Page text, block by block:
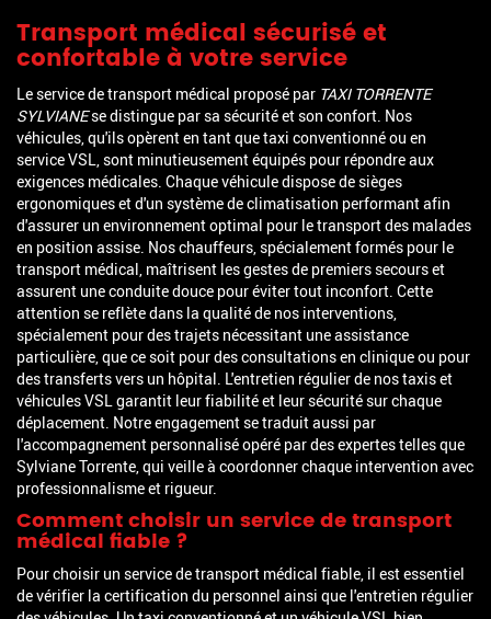
Transport médical sécurisé et
confortable à votre service
Le service de transport médical proposé par TAXI TORRENTE
SYLVIANEse distingue par sa sécurité et son confort. Nos
véhicules, qu'ils opèrent en tant que taxi conventionné ou en
service VSL, sont minutieusement équipés pour répondre aux
exigences médicales. Chaque véhicule dispose de sièges
ergonomiques et d'un système de climatisation performant afin
d'assurer un environnement optimal pour le transport des malades
en position assise. Nos chauffeurs, spécialement formés pour le
transport médical, maîtrisent les gestes de premiers secours et
assurent une conduite douce pour éviter tout inconfort. Cette
attention se reflète dans la qualité de nos interventions,
spécialement pour des trajets nécessitant une assistance
particulière, que ce soit pour des consultations en clinique ou pour
des transferts vers un hôpital. L'entretien régulier de nos taxis et
véhicules VSL garantit leur fiabilité et leur sécurité sur chaque
déplacement. Notre engagement se traduit aussi par
l'accompagnement personnalisé opéré par des expertes telles que
Sylviane Torrente, qui veille à coordonner chaque intervention avec
professionnalisme et rigueur.
Comment choisir un service de transport
médical fiable ?
Pour choisir un service de transport médical fiable, il est essentiel
de vérifier la certification du personnel ainsi que l'entretien régulier